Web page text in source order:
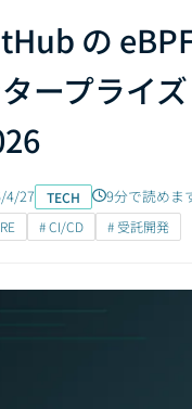
の
ープライ
4/27 TECH 9分で読めま
# CI/CD # 受託開発